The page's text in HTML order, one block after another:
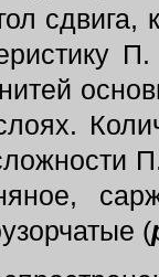
сдвига,
(